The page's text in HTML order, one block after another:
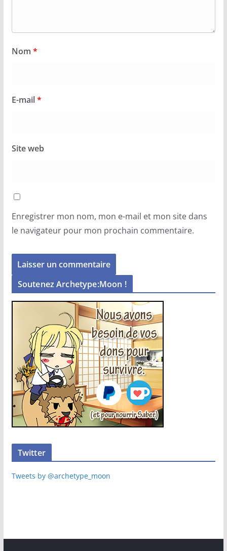
Nom *
E-mail*
Site web
Enregistrer mon nom, mon e-mail et mon site dans
le navigateur pour mon prochain commentaire.
Soutenez Archetype:Moon !
Twitter
Tweets by @archetype_moon